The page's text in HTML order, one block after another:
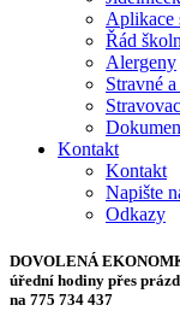
Aplikace
Řád
Alergeny
Stravné
Kontakt
Kontakt
Napište
Odkazy
DOVOLENÁ
úřední hodiny přes
na 775 734 437